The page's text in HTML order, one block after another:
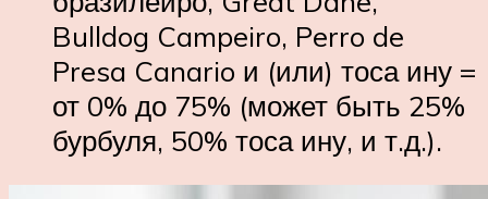
Bulldog Campeiro, Perro de
Presa Canario и (или) тоса ину =
от 0% до 75% (может быть 25%
бурбуля, 50% тоса ину, и т.д.).